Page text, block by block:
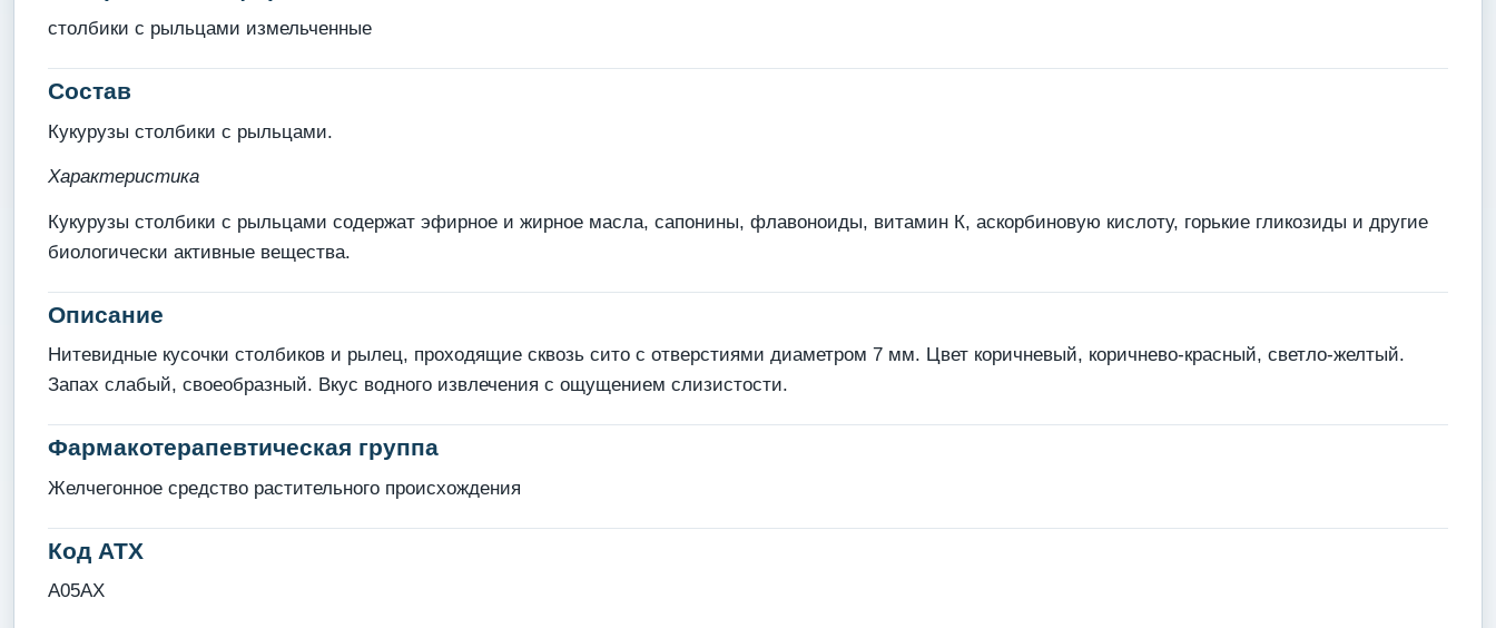
столбики с рыльцами измельченные
Состав
Кукурузы столбики с рыльцами.
Характеристика
Кукурузы столбики с рыльцами содержат эфирное и жирное масла, сапонины, флавоноиды, витамин К, аскорбиновую кислоту, горькие гликозиды и другие
биологически активные вещества.
Описание
Нитевидные кусочки столбиков и рылец, проходящие сквозь сито с отверстиями диаметром 7 мм. Цвет коричневый, коричнево-красный, светло-желтый.
Запах слабый, своеобразный. Вкус водного извлечения с ощущением слизистости.
Фармакотерапевтическая группа
Желчегонное средство растительного происхождения
Код АТХ
A05AX